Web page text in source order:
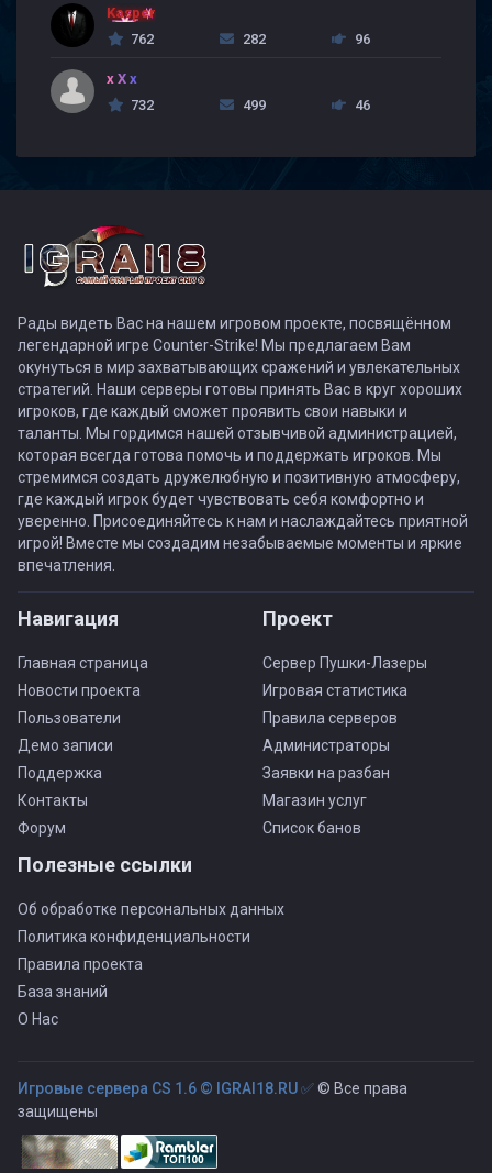
Kasper
762
282 96
x X x
732
499 46
Рады видеть Вас на нашем игровом проекте, посвящённом
легендарной игре Counter-Strike! Мы предлагаем Вам
окунуться в мир захватывающих сражений и увлекательных
стратегий. Наши серверы готовы принять Вас в круг хороших
игроков, где каждый сможет проявить свои навыки и
таланты. Мы гордимся нашей отзывчивой администрацией,
которая всегда готова помочь и поддержать игроков. Мы
стремимся создать дружелюбную и позитивную атмосферу,
где каждый игрок будет чувствовать себя комфортно и
уверенно. Присоединяйтесь к нам и наслаждайтесь приятной
игрой! Вместе мы создадим незабываемые моменты и яркие
впечатления.
Навигация
Главная страница
Новости проекта
Пользователи
Демо записи
Поддержка
Контакты
Форум
Проект
Сервер Пушки-Лазеры
Игровая статистика
Правила серверов
Администраторы
Заявки на разбан
Магазин услуг
Список банов
Полезные ссылки
Об обработке персональных данных
Политика конфиденциальности
Правила проекта
База знаний
О Нас
Игровые сервера CS 1.6 © IGRAI18.RU ✅© Все права
защищены